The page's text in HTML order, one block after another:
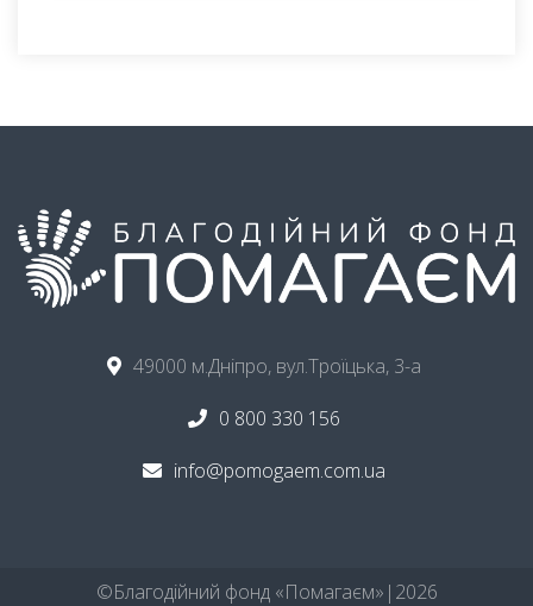
49000 м.Дніпро, вул.Троїцька, 3-а
0 800 330 156
info@pomogaem.com.ua
©ㅤБлагодійний фонд «Помагаєм»ㅤ|ㅤ 2026